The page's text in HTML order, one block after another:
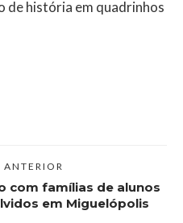
de história em quadrinhos
com famílias de alunos
em Miguelópolis